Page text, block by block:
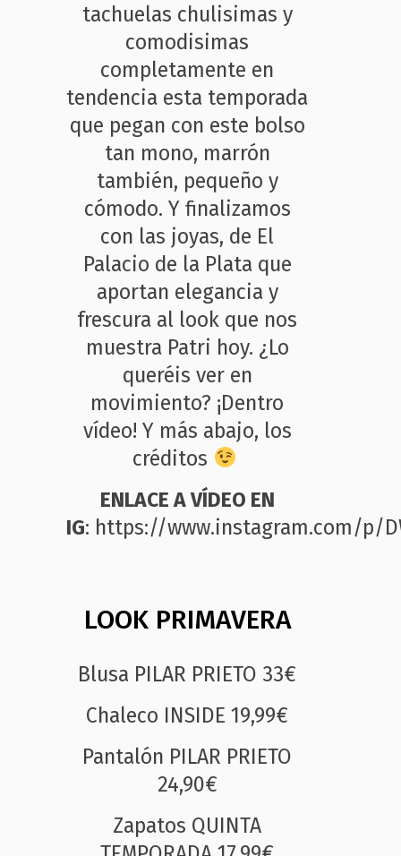
tachuelas chulisimas y
comodisimas
completamente en
tendencia esta temporada
que pegan con este bolso
tan mono, marrón
también, pequeño y
cómodo. Y finalizamos
con las joyas, de El
Palacio de la Plata que
aportan elegancia y
frescura al look que nos
muestra Patri hoy. ¿Lo
queréis ver en
movimiento? ¡Dentro
vídeo! Y más abajo, los
créditos
ENLACE A VÍDEO EN
IG: https://www.instagram.com/p/
LOOK PRIMAVERA
Blusa PILAR PRIETO 33€
Chaleco INSIDE 19,99€
Pantalón PILAR PRIETO
24,90€
Zapatos QUINTA